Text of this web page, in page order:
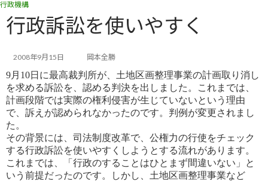
コ
ン
テ
ス
キ
ッ
プ
ナ
ビ
ゲ
ン
に
移
動
行政機構
行政訴訟を使いやすく
2008年9月15日 岡本全勝
9月10日に最高裁判所が、土地区画整理事業の計画取り消し
を求める訴訟を、認める判決を出しました。これまでは、
計画段階では実際の権利侵害が生じていないという理由
で、訴えが認められなかったのです。判例が変更されまし
た。
その背景には、司法制度改革で、公権力の行使をチェック
する行政訴訟を使いやすくしようとする流れがあります。
こ れまでは、「行政のすることはひとまず間違いない」と
いう前提だったのです。しかし、土地区画整理事業など